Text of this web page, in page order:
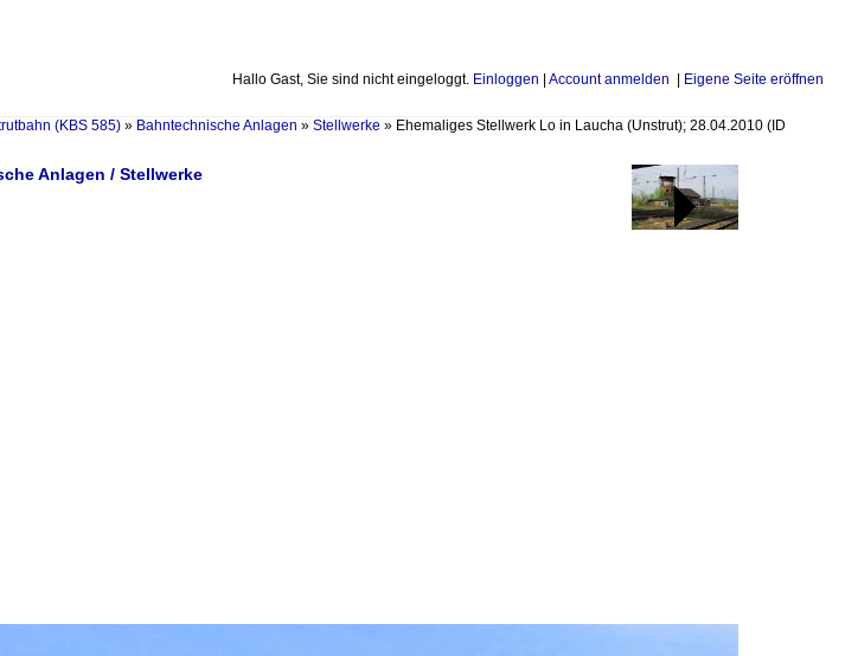
Hallo Gast, Sie sind nicht eingeloggt. Einloggen Account anmelden Eigene Seite eröffnen
(KBS 585) » Bahntechnische Anlagen » Stellwerke » Ehemaliges Stellwerk Lo in Laucha (Unstrut); 28.04.2010 (ID
Anlagen / Stellwerke